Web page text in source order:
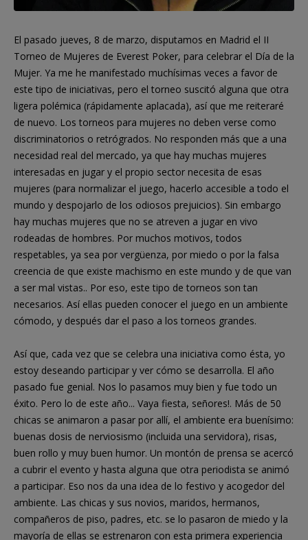
El pasado jueves, 8 de marzo, disputamos en Madrid el II
Torneo de Mujeres de Everest Poker, para celebrar el Día de la
Mujer. Ya me he manifestado muchísimas veces a favor de
este tipo de iniciativas, pero el torneo suscitó alguna que otra
ligera polémica (rápidamente aplacada), así que me reiteraré
de nuevo. Los torneos para mujeres no deben verse como
discriminatorios o retrógrados. No responden más que a una
necesidad real del mercado, ya que hay muchas mujeres
interesadas en jugar y el propio sector necesita de esas
mujeres (para normalizar el juego, hacerlo accesible a todo el
mundo y despojarlo de los odiosos prejuicios). Sin embargo
hay muchas mujeres que no se atreven a jugar en vivo
rodeadas de hombres. Por muchos motivos, todos
respetables, ya sea por vergüenza, por miedo o por la falsa
creencia de que existe machismo en este mundo y de que van
a ser mal vistas.. Por eso, este tipo de torneos son tan
necesarios. Así ellas pueden conocer el juego en un ambiente
cómodo, y después dar el paso a los torneos grandes.
Así que, cada vez que se celebra una iniciativa como ésta, yo
estoy deseando participar y ver cómo se desarrolla. El año
pasado fue genial. Nos lo pasamos muy bien y fue todo un
éxito. Pero lo de este año... Vaya fiesta, señores!. Más de 50
chicas se animaron a pasar por allí, el ambiente era buenísimo:
buenas dosis de nerviosismo (incluida una servidora), risas,
buen rollo y muy buen humor. Un montón de prensa se acercó
a cubrir el evento y hasta alguna que otra periodista se animó
a participar. Eso nos da una idea de lo festivo y acogedor del
ambiente. Las chicas y sus novios, maridos, hermanos,
compañeros de piso, padres, etc. se lo pasaron de miedo y la
mayoría de ellas se estrenaron con esta primera experiencia